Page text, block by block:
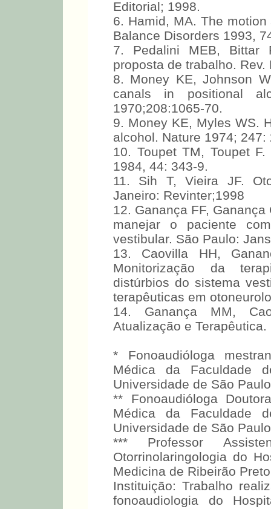
Editorial; 1998.
6. Hamid, MA. The
Balance Disorders 1993,
7. Pedalini MEB, Bittar
proposta de trabalho.
8. Money KE, Johnson
canals in positional
1970;208:1065-70.
9. Money KE, Myles WS.
alcohol. Nature 1974; 247:
10. Toupet TM, Toupet
1984, 44: 343-9.
11. Sih T, Vieira JF.
Janeiro: Revinter;1998
12. Ganança FF,
manejar o paciente
vestibular. São Paulo:
13. Caovilla HH,
Monitorização da
distúrbios do sistema
terapêuticas em
14. Ganança MM,
Atualização e
* Fonoaudióloga
Médica da Faculdade
Universidade de São
** Fonoaudióloga
Médica da Faculdade
Universidade de São
*** Professor
Otorrinolaringologia do
Medicina de Ribeirão
Instituição: Trabalho
fonoaudiologia do